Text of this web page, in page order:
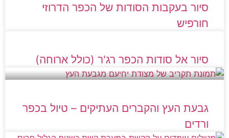
התנהגות בזמן הטיול
לשמורות.
לעולם אל תשאירו לכלוך, ניירות, בקבוקים וחפצים בשטח.
במקרה חרום
הכלל הבסיסי הוא
טיפול ראשוני במקום ולהוציא את הנפגע
סיור בעקבות הסודות של הכפר הדרוזי
חורפיש
סיור אל סודות הכפר רג'ר (כולל ארוחה)
גבעת העץ והקברים העתיקים – טיול בכפר
ורדים